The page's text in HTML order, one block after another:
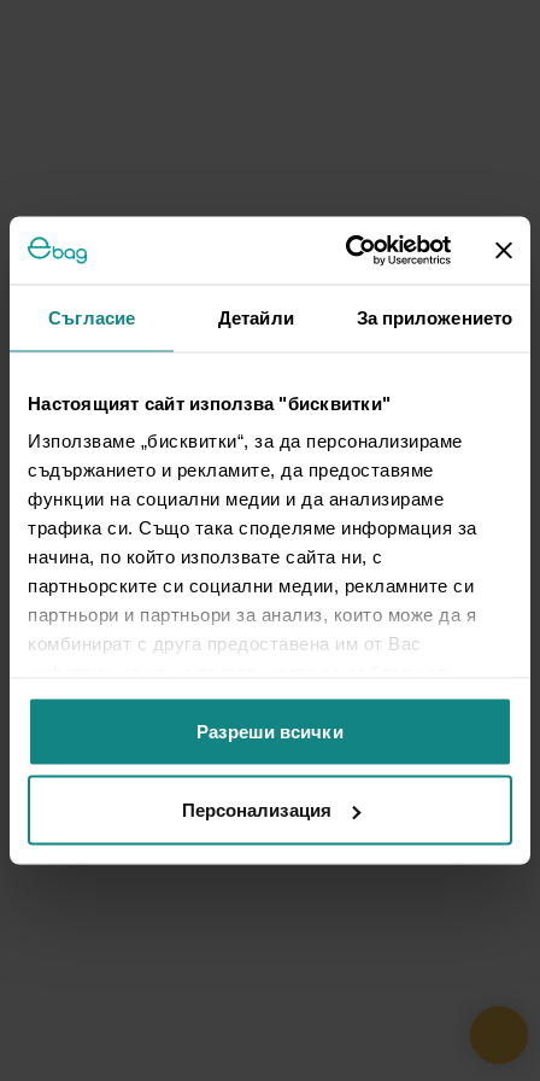
Съгласие Детайли За приложението
Настоящият сайт използва "бисквитки"
Използваме „бисквитки“, за да персонализираме
съдържанието и рекламите, да предоставяме
функции на социални медии и да анализираме
трафика си. Също така споделяме информация за
начина, по който използвате сайта ни, с
партньорските си социални медии, рекламните си
партньори и партньори за анализ, които може да я
комбинират с друга предоставена им от Вас
ползването от Ваша страна на услугите им.
Разреши всички
Персонализация